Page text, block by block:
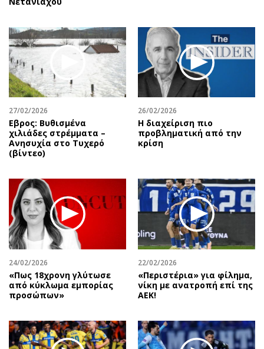
27/02/2026
Εβρος: Βυθισμένα
χιλιάδες στρέμματα –
Ανησυχία στο Τυχερό
(βίντεο)
26/02/2026
Η διαχείριση πιο
προβληματική από την
κρίση
24/02/2026
«Πως 18χρονη γλύτωσε
από κύκλωμα εμπορίας
προσώπων»
22/02/2026
«Περιστέρια» για φίλημα,
νίκη με ανατροπή επί της
ΑΕΚ!